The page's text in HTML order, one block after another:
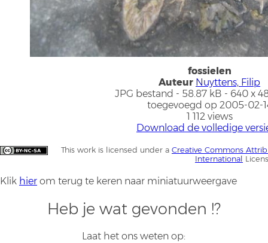
fossielen
Auteur Nuyttens, Filip
JPG bestand - 58.87 kB - 640 x
toegevoegd op 2005-02-
1 112 views
Download de volledige
This work is licensed under a Creative Commons
International
Klik hier om terug te keren naar miniatuurweergave
Heb je wat gevonden !?
Laat het ons weten op: